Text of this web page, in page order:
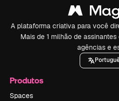
A plataforma criativa para você
Mais de 1 milhão de
agências e
Produtos
Spaces